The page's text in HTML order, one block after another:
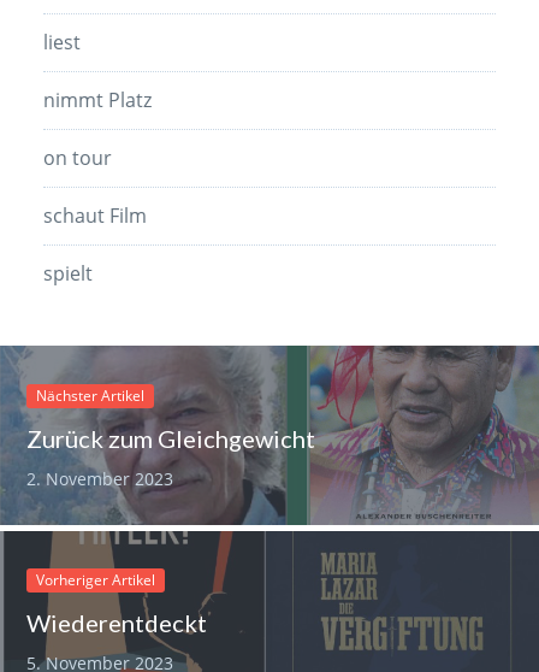
liest
nimmt Platz
on tour
schaut Film
spielt
Nächster Artikel
Zurück zum Gleichgewicht
2. November 2023
Vorheriger Artikel
Wiederentdeckt
5. November 2023